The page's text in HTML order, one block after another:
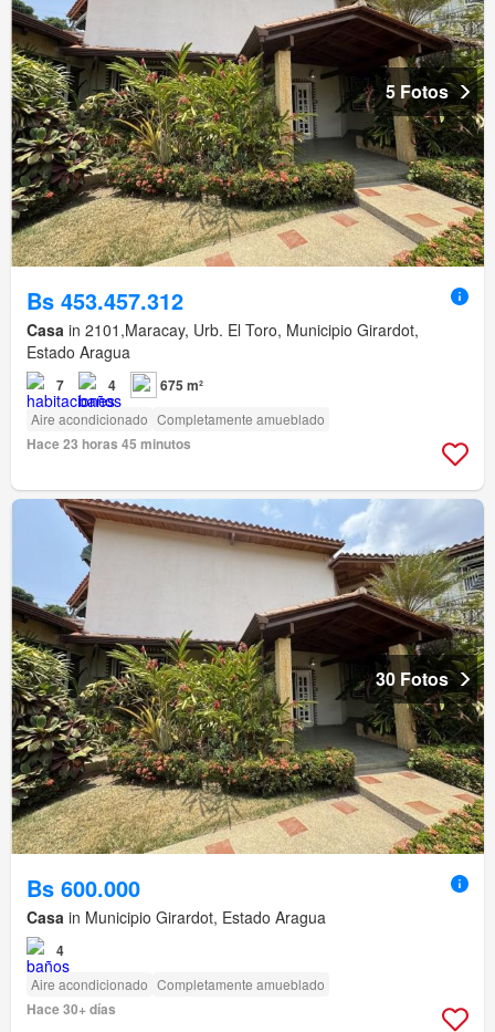
5 Fotos
Bs 453.457.312
Casa in 2101,Maracay, Urb. El Toro, Municipio Girardot,
Estado Aragua
7 4 675 m²
Aire acondicionado Completamente amueblado
Hace 23 horas 45 minutos
30 Fotos
Bs 600.000
Casa in Municipio Girardot, Estado Aragua
4
Aire acondicionado Completamente amueblado
Hace 30+ días